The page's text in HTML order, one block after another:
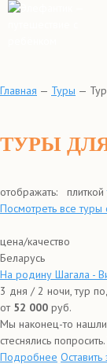
Главная — Туры —
ТУРЫ
отображать: плиткой
Посмотреть все туры
цена/качество
Беларусь
На родину Шагала -
3 дня / 2 ночи, тур
от 52 000 руб.
Мы наконец-то нашли
стеснялись
Подробнее Оставить